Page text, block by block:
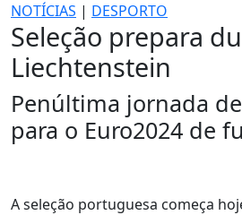
NOTÍCIAS | DESPORTO
Seleção prepara
Liechtenstein
Penúltima jornada
para o Euro2024 de
A seleção portuguesa começa